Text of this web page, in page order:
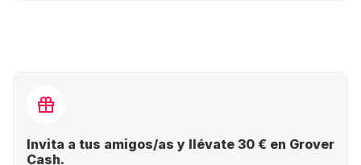
Invita a tus amigos/as y llévate 30 € en Grover
Cash.